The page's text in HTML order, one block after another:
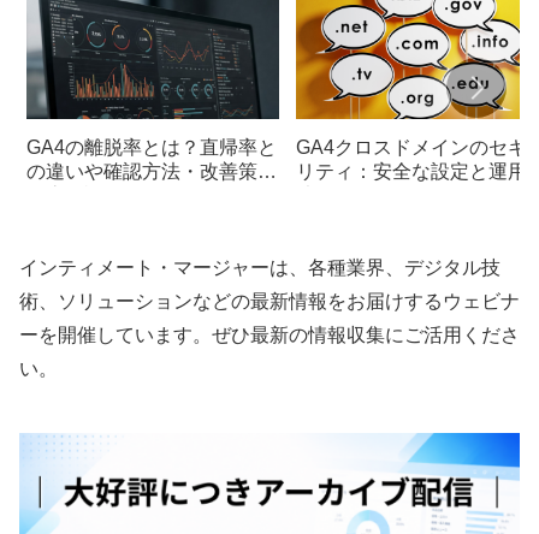
GA4の離脱率とは？直帰率と
の違いや確認方法・改善策を
GA4クロスドメインのセキ
リティ：安全な設定と運用
インティメート・マージャーは、各種業界、デジタル技
術、ソリューションなどの最新情報をお届けするウェビナ
ーを開催しています。ぜひ最新の情報収集にご活用くださ
い。